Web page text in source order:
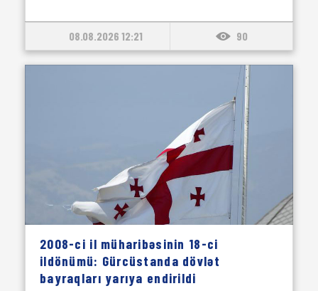
08.08.2026 12:21 90
2008-ci il müharibəsinin 18-ci
ildönümü: Gürcüstanda dövlət
bayraqları yarıya endirildi